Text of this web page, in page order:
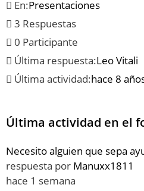
En:Presentaciones
3 Respuestas
0 Participante
Última respuesta:Leo Vitali
Última actividad:hace 8
Última actividad en el
Necesito alguien que sepa
respuesta por Manuxx1811
hace 1 semana